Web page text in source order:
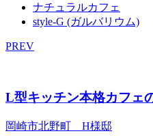
ナチュラルカフェ
style-G (ガルバリウム)
PREV
L型キッチン本格カフェ
岡崎市北野町 H様邸